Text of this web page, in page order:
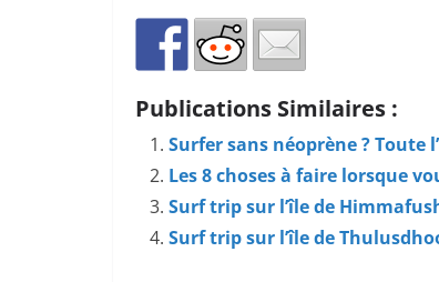
Publications Similaires :
Surfer sans néoprène ? Toute
Les 8 choses à faire lorsque
Surf trip sur l’île de
Surf trip sur l’île de